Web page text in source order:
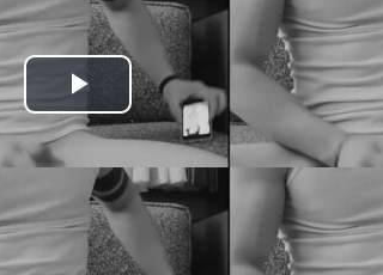
Play
Video